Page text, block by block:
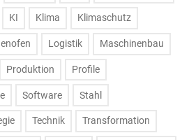
KI Klima Klimaschutz
Logistik Maschinenbau
Produktion Profile
Software Stahl
Technik Transformation